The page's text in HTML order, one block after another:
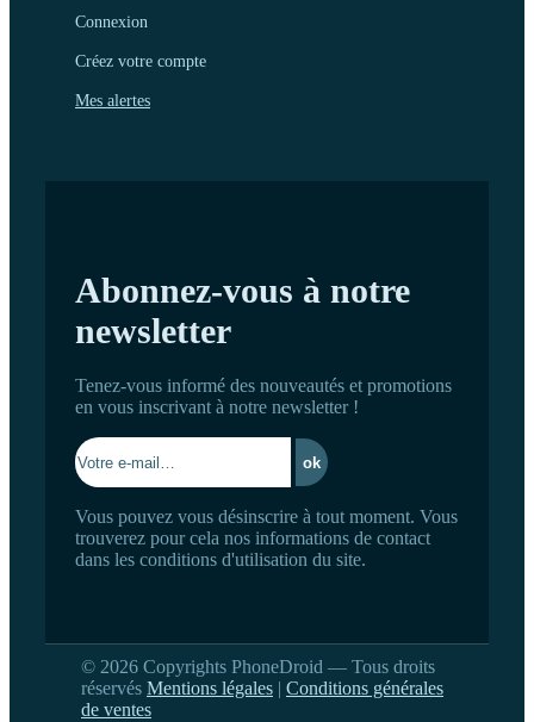
Connexion
Créez votre compte
Mes alertes
Abonnez-vous à notre
newsletter
Tenez-vous informé des nouveautés et promotions
en vous inscrivant à notre newsletter !
Vous pouvez vous désinscrire à tout moment. Vous
trouverez pour cela nos informations de contact
dans les conditions d'utilisation du site.
© 2026 Copyrights PhoneDroid — Tous droits
réservés Mentions légales | Conditions générales
de ventes